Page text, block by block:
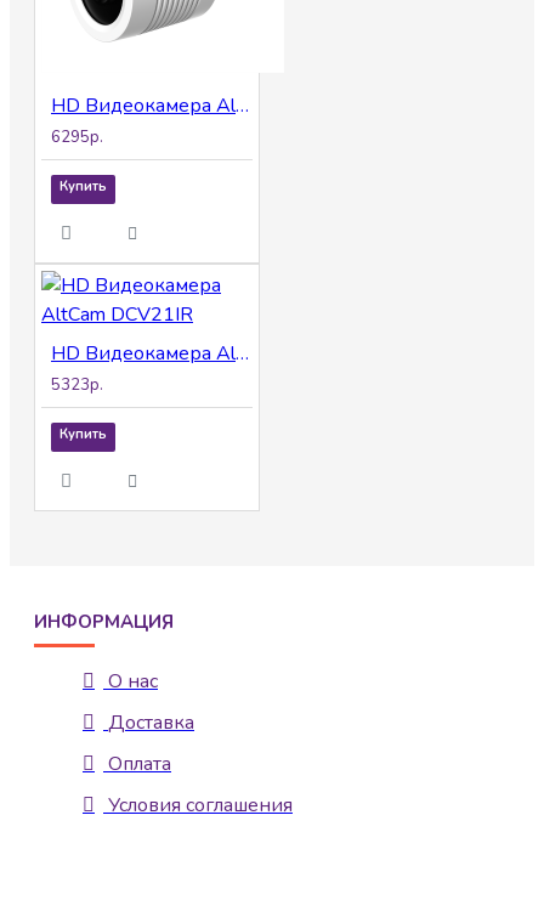
HD Видеокамера AltCam DCF81IR
6295р.
Купить
HD Видеокамера AltCam DCV21IR
5323р.
Купить
ИНФОРМАЦИЯ
О нас
Доставка
Оплата
Условия соглашения